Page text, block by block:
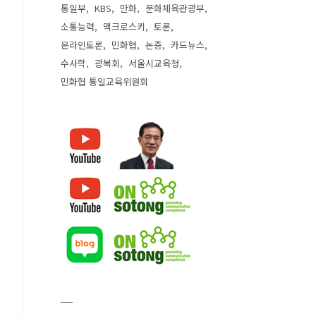
통일부 KBS 만화
문화체육관광부
소통능력
맥크로스키
토론
온라인토론
민화협 논증
카드뉴스
수사학
광복회
서울시교육청
민화협 통일교육위원회